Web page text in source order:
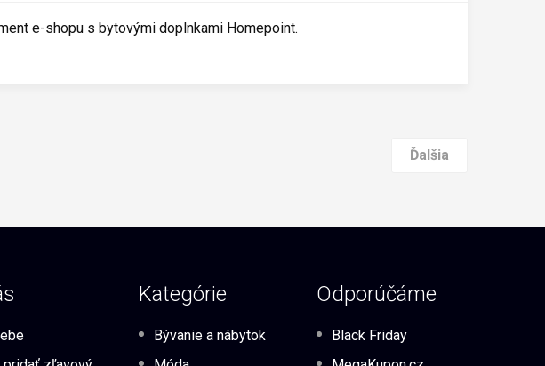
e-shopu s bytovými doplnkami Homepoint.
Ďalšia
Kategórie
Bývanie a nábytok
Odporúčáme
Black Friday